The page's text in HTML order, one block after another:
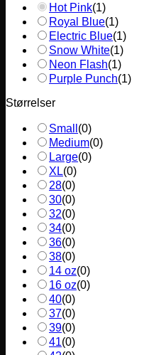
Hot Pink(1)
Royal Blue(1)
Electric Blue(1)
Snow White(1)
Neon Flash(1)
Purple Punch(1)
Størrelser
Small (0)
Medium(0)
Large(0)
XL(0)
28(0)
30(0)
32(0)
34(0)
36(0)
38(0)
14 oz(0)
16 oz(0)
40(0)
37(0)
39(0)
41(0)